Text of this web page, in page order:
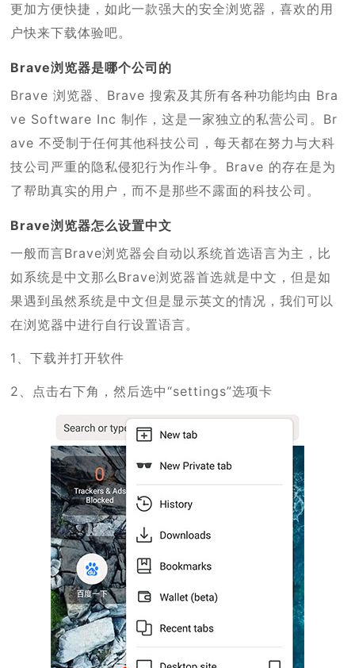
更加方便快捷，如此一款强大的安全浏览器，喜欢的用
户快来下载体验吧。
Brave浏览器是哪个公司的
Brave 浏览器、Brave 搜索及其所有各种功能均由 Bra
ve Software Inc 制作，这是一家独立的私营公司。Br
ave 不受制于任何其他科技公司，每天都在努力与大科
技公司严重的隐私侵犯行为作斗争。Brave 的存在是为
了帮助真实的用户，而不是那些不露面的科技公司。
Brave浏览器怎么设置中文
一般而言Brave浏览器会自动以系统首选语言为主，比
如系统是中文那么Brave浏览器首选就是中文，但是如
果遇到虽然系统是中文但是显示英文的情况，我们可以
在浏览器中进行自行设置语言。
1、下载并打开软件
2、点击右下角，然后选中“settings”选项卡